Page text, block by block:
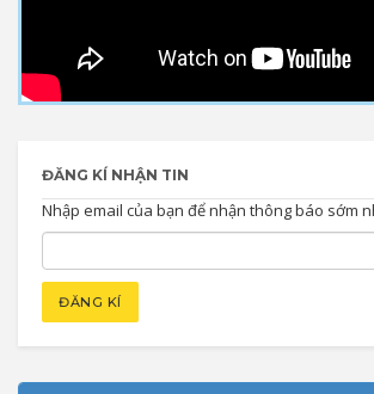
ĐĂNG KÍ NHẬN TIN
Nhập email của bạn để nhận thông báo sớm